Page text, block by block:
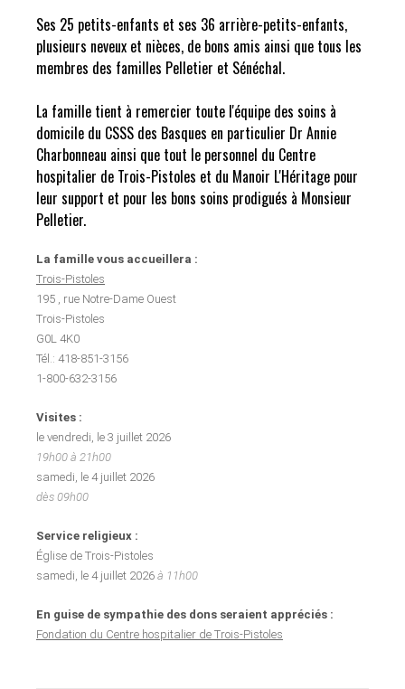
Ses 25 petits-enfants et ses 36 arrière-petits-enfants,
plusieurs neveux et nièces, de bons amis ainsi que tous les
membres des familles Pelletier et Sénéchal.
La famille tient à remercier toute l'équipe des soins à
domicile du CSSS des Basques en particulier Dr Annie
Charbonneau ainsi que tout le personnel du Centre
hospitalier de Trois-Pistoles et du Manoir L'Héritage pour
leur support et pour les bons soins prodigués à Monsieur
Pelletier.
La famille vous accueillera :
Trois-Pistoles
195 , rue Notre-Dame Ouest
Trois-Pistoles
G0L 4K0
Tél.: 418-851-3156
1-800-632-3156
Visites :
le vendredi, le 3 juillet 2026
19h00 à 21h00
samedi, le 4 juillet 2026
dès 09h00
Service religieux :
Église de Trois-Pistoles
samedi, le 4 juillet 2026 à 11h00
En guise de sympathie des dons seraient appréciés :
Fondation du Centre hospitalier de Trois-Pistoles